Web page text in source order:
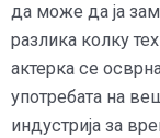
да може да ја
разлика колку
актерка се
употребата на
индустрија за